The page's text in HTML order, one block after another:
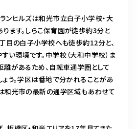
ンヒルズは和光市立白子小学校・大
ます。しらこ保育園が徒歩約3分と
目の白子小学校へも徒歩約12分と、
い環境です。中学校（大和中学校）ま
があるため、自転車通学圏として
ょう。学区は番地で分かれることがあ
和光市の最新の通学区域もあわせて